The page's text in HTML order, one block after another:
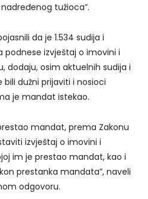
tužioca”.
da je 1.534 sudija i
podnese izvještaj o imovini i
dodaju, osim aktuelnih sudija i
dužni prijaviti i nosioci
je mandat istekao.
mandat, prema Zakonu
izvještaj o imovini i
im je prestao mandat, kao i
prestanka mandata”, naveli
odgovoru.